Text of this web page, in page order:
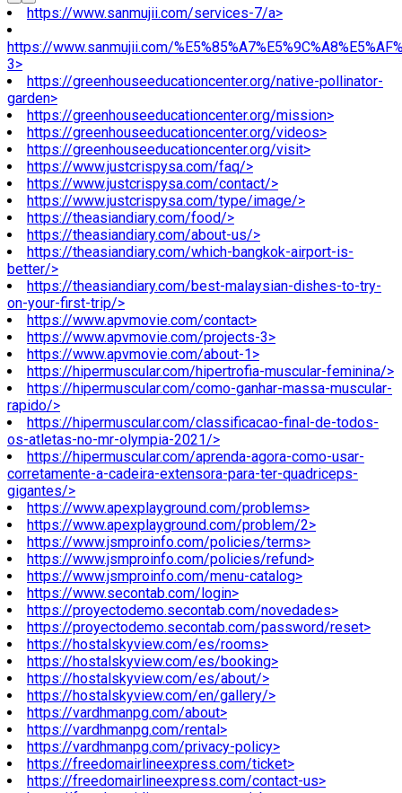
https://www.sanmujii.com/services-7/a>
https://www.sanmujii.com/
3>
https://greenhouseeducationcenter.org/native-pollinator-
garden>
https://greenhouseeducationcenter.org/mission>
https://greenhouseeducationcenter.org/videos>
https://greenhouseeducationcenter.org/visit>
https://www.justcrispysa.com/faq/>
https://www.justcrispysa.com/contact/>
https://www.justcrispysa.com/type/image/>
https://theasiandiary.com/food/>
https://theasiandiary.com/about-us/>
https://theasiandiary.com/which-bangkok-airport-is-
better/>
https://theasiandiary.com/best-malaysian-dishes-to-try-
on-your-first-trip/>
https://www.apvmovie.com/contact>
https://www.apvmovie.com/projects-3>
https://www.apvmovie.com/about-1>
https://hipermuscular.com/hipertrofia-muscular-feminina/>
https://hipermuscular.com/como-ganhar-massa-muscular-
rapido/>
https://hipermuscular.com/classificacao-final-de-todos-
os-atletas-no-mr-olympia-2021/>
https://hipermuscular.com/aprenda-agora-como-usar-
corretamente-a-cadeira-extensora-para-ter-quadriceps-
gigantes/>
https://www.apexplayground.com/problems>
https://www.apexplayground.com/problem/2>
https://www.jsmproinfo.com/policies/terms>
https://www.jsmproinfo.com/policies/refund>
https://www.jsmproinfo.com/menu-catalog>
https://www.secontab.com/login>
https://proyectodemo.secontab.com/novedades>
https://proyectodemo.secontab.com/password/reset>
https://hostalskyview.com/es/rooms>
https://hostalskyview.com/es/booking>
https://hostalskyview.com/es/about/>
https://hostalskyview.com/en/gallery/>
https://vardhmanpg.com/about>
https://vardhmanpg.com/rental>
https://vardhmanpg.com/privacy-policy>
https://freedomairlineexpress.com/ticket>
https://freedomairlineexpress.com/contact-us>